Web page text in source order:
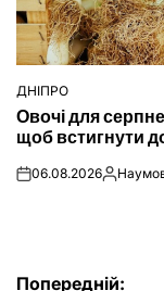
ОПУБЛІКУВАТИ
У
ДНІПРО
Овочі для
щоб встигнути
on06.08.2026
Попередній: